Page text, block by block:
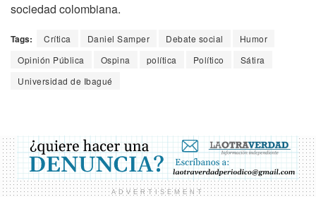
sociedad colombiana.
Tags: Crítica Daniel Samper Debate social
Humor
Opinión Pública
Ospina política Político
Sátira
Universidad de Ibagué
ADVERTISEMENT